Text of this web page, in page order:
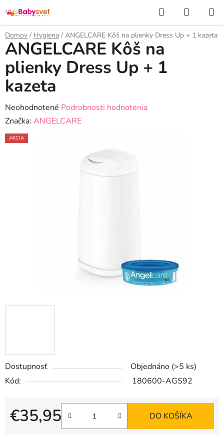
na
obsah
Hľadať
KOŠÍK
Domov / Hygiena / ANGELCARE Kôš na plienky Dress Up + 1 kazeta
Dostupnosť Objednáno (>5 ks)
Kód:
180600-AGS92
€35,95
Jednotková cena:
DO KOŠÍKA
ANGELCARE Kôš na
plienky Dress Up + 1
kazeta
Priemerné
hodnotenie
produktu
Neohodnotené Podrobnosti hodnotenia
Značka: ANGELCARE
AKCIA